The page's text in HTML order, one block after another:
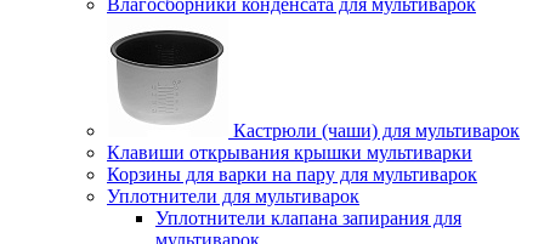
Влагосборники конденсата для мультиварок
Кастрюли (чаши) для мультиварок
Клавиши открывания крышки мультиварки
Корзины для варки на пару для мультиварок
Уплотнители для мультиварок
Уплотнители клапана запирания для
мультиварок